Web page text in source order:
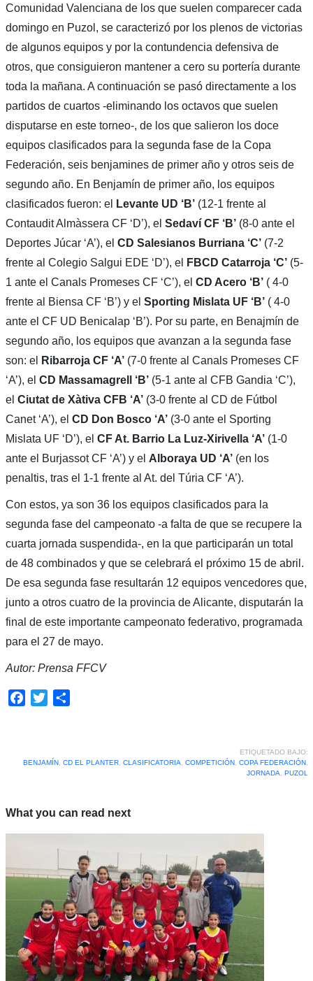
Comunidad Valenciana de los que suelen comparecer cada
domingo en Puzol, se caracterizó por los plenos de victorias
de algunos equipos y por la contundencia defensiva de
otros, que consiguieron mantener a cero su portería durante
toda la mañana. A continuación se pasó directamente a los
partidos de cuartos -eliminando los octavos que suelen
disputarse en este torneo-, de los que salieron los doce
equipos clasificados para la segunda fase de la Copa
Federación, seis benjamines de primer año y otros seis de
segundo año. En Benjamín de primer año, los equipos
clasificados fueron: el
Levante UD ‘B’(12-1 frente al
Contaudit Almàssera CF ‘D’), el Sedaví CF ‘B’(8-0 ante el
Deportes Júcar ‘A’), el CD Salesianos Burriana ‘C’(7-2
frente al Colegio Salgui EDE ‘D’), el
FBCD Catarroja ‘C’(5-
1 ante el Canals Promeses CF ‘C’), el CD Acero ‘B’( 4-0
frente al Biensa CF ‘B’) y el Sporting Mislata UF ‘B’( 4-0
ante el CF UD Benicalap ‘B’). Por su parte, en Benajmín de
segundo año, los equipos que avanzan a la segunda fase
son: el
Ribarroja CF ‘A’(7-0 frente al Canals Promeses CF
‘A’), el CD Massamagrell ‘B’(5-1 ante al CFB Gandia ‘C’),
el Ciutat de Xàtiva CFB ‘A’(3-0 frente al CD de Fútbol
Canet ‘A’), el CD Don Bosco ‘A’(3-0 ante el Sporting
Mislata UF ‘D’), el CF At. Barrio La Luz-Xirivella ‘A’(1-0
ante el Burjassot CF ‘A’) y el Alboraya UD ‘A’(en los
penaltis, tras el 1-1 frente al At. del Túria CF ‘A’).
Con estos, ya son 36 los equipos clasificados para la
segunda fase del campeonato -a falta de que se recupere la
cuarta jornada suspendida-, en la que participarán un total
de 48 combinados y que se celebrará el próximo 15 de abril.
De esa segunda fase resultarán 12 equipos vencedores que,
junto a otros cuatro de la provincia de Alicante, disputarán la
final de este importante campeonato federativo, programada
para el 27 de mayo.
Autor: Prensa FFCV
Facebook
Twitter
ETIQUETADO BAJO:
BENJAMÍN, CD EL PLANTER, CLASIFICATORIA COMPETICIÓN, COPA FEDERACIÓN,
JORNADA
PUZOL
What you can read next